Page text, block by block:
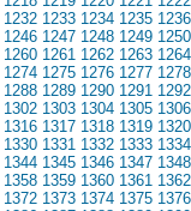
1232 1233 1234 1235 1236
1246 1247 1248 1249 1250
1260 1261 1262 1263 1264
1274 1275 1276 1277 1278
1288 1289 1290 1291 1292
1302 1303 1304 1305 1306
1316 1317 1318 1319 1320
1330 1331 1332 1333 1334
1344 1345 1346 1347 1348
1358 1359 1360 1361 1362
1372 1373 1374 1375 1376